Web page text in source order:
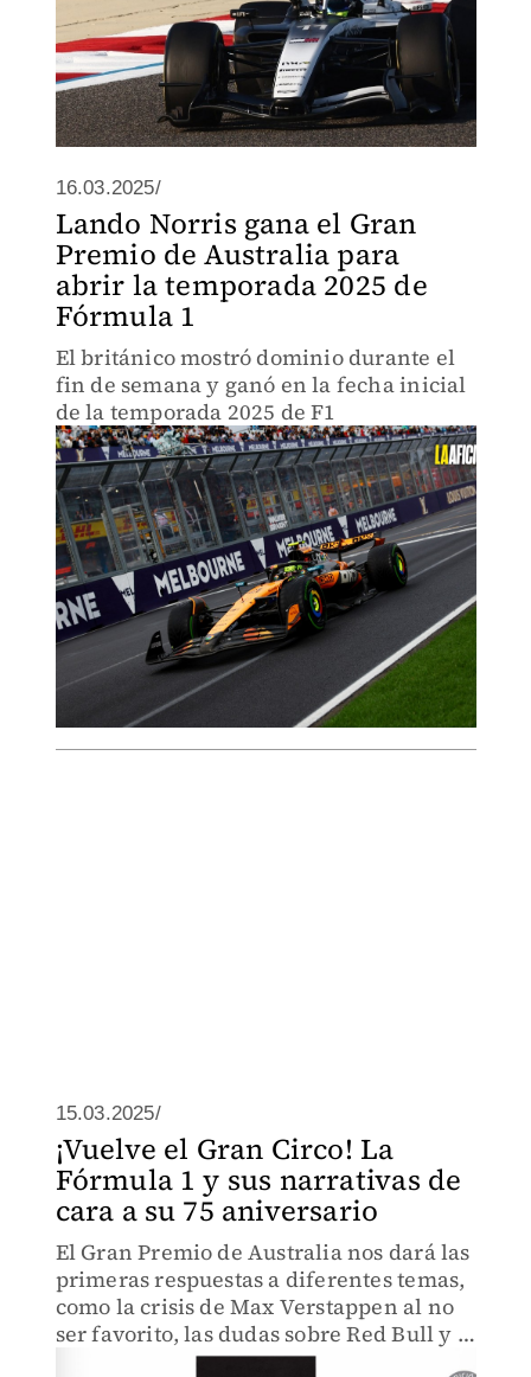
16.03.2025/
Lando Norris gana el Gran
Premio de Australia para
abrir la temporada 2025 de
Fórmula 1
El británico mostró dominio durante el
fin de semana y ganó en la fecha inicial
de la temporada 2025 de F1
15.03.2025/
¡Vuelve el Gran Circo! La
Fórmula 1 y sus narrativas de
cara a su 75 aniversario
El Gran Premio de Australia nos dará las
primeras respuestas a diferentes temas,
como la crisis de Max Verstappen al no
ser favorito, las dudas sobre Red Bull y si
McLaren o Ferrari aprovecharán su